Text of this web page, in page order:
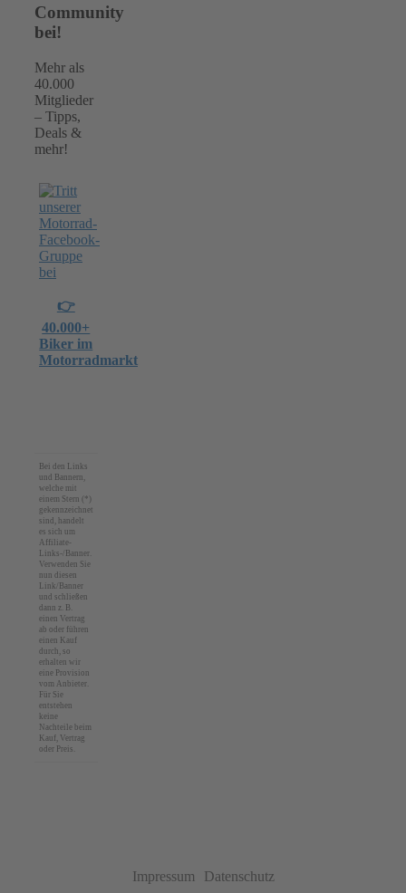
Community
bei!
Mehr als
40.000
Mitglieder
– Tipps,
Deals &
mehr!
👉
40.000+
Biker im
Motorradmarkt
Bei den Links
und Bannern,
welche mit
einem Stern (*)
gekennzeichnet
sind, handelt
es sich um
Affiliate-
Links-/Banner.
Verwenden Sie
nun diesen
Link/Banner
und schließen
dann z. B.
einen Vertrag
ab oder führen
einen Kauf
durch, so
erhalten wir
eine Provision
vom Anbieter.
Für Sie
entstehen
keine
Nachteile beim
Kauf, Vertrag
oder Preis.
Impressum Datenschutz